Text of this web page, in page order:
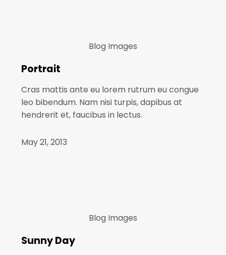
Blog Images
Portrait
Cras mattis ante eu lorem rutrum eu congue
leo bibendum. Nam nisi turpis, dapibus at
hendrerit et, faucibus in lectus.
May 21, 2013
Blog Images
Sunny Day